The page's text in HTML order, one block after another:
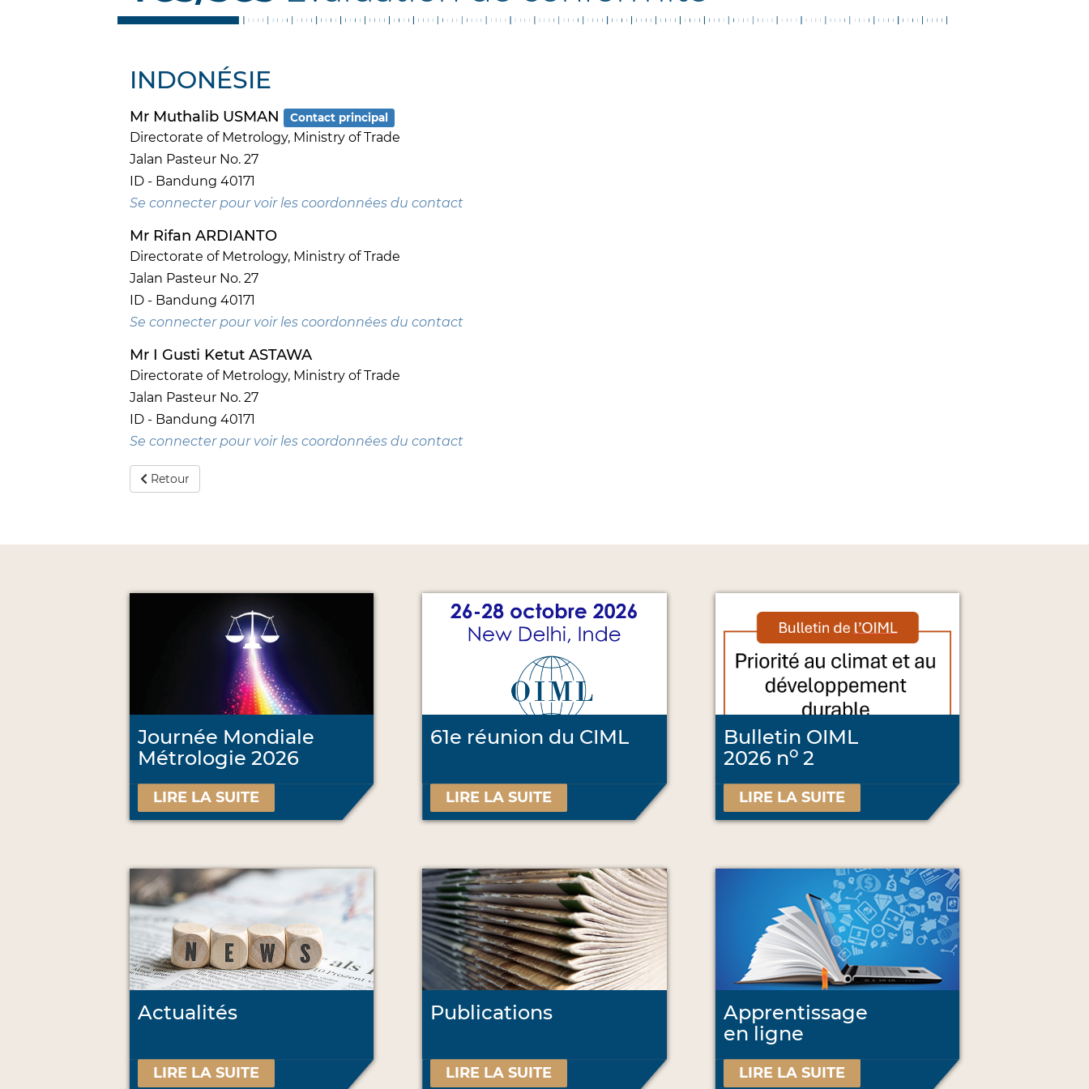
INDONÉSIE
Mr Muthalib USMAN Contact principal
Directorate of Metrology, Ministry of Trade
Jalan Pasteur No. 27
ID - Bandung 40171
Se connecter pour voir les coordonnées du contact
Mr Rifan ARDIANTO
Directorate of Metrology, Ministry of Trade
Jalan Pasteur No. 27
ID - Bandung 40171
Se connecter pour voir les coordonnées du contact
Mr I Gusti Ketut ASTAWA
Directorate of Metrology, Ministry of Trade
Jalan Pasteur No. 27
ID - Bandung 40171
Se connecter pour voir les coordonnées du contact
Retour
Journée Mondiale
Métrologie 2026
LIRE LA SUITE
61e réunion du CIML
LIRE LA SUITE
Bulletin OIML
2026 no2
LIRE LA SUITE
Actualités
LIRE LA SUITE
Publications
LIRE LA SUITE
Apprentissage
en ligne
LIRE LA SUITE